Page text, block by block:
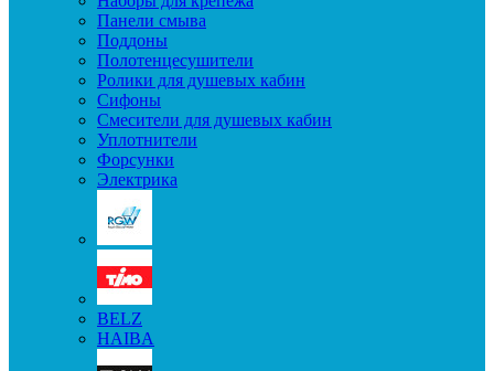
Панели смыва
Поддоны
Полотенцесушители
Ролики для душевых кабин
Сифоны
Смесители для душевых кабин
Уплотнители
Форсунки
Электрика
BELZ
HAIBA